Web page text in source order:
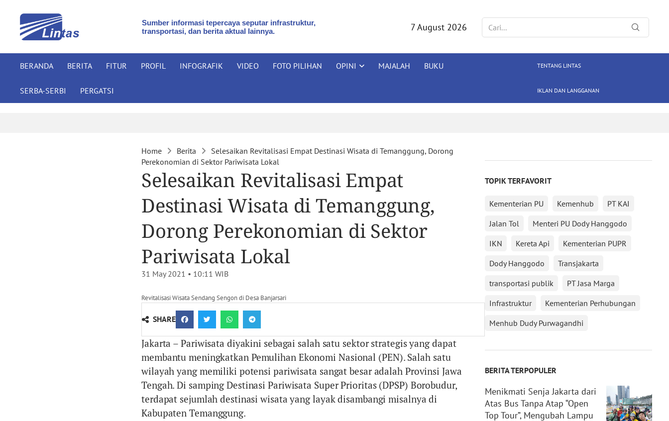
Sumber informasi tepercaya seputar infrastruktur,
transportasi, dan berita aktual lainnya.
7 August 2026
BERANDA BERITA FITUR PROFIL INFOGRAFIK VIDEO FOTO PILIHAN OPINI MAJALAH BUKU
SERBA-SERBI PERGATSI
TENTANG LINTAS
IKLAN DAN LANGGANAN
Home Berita
Selesaikan Revitalisasi Empat Destinasi Wisata di Temanggung, Dorong
Perekonomian di Sektor Pariwisata Lokal
Selesaikan Revitalisasi Empat
Destinasi Wisata di Temanggung,
Dorong Perekonomian di Sektor
Pariwisata Lokal
31 May 2021 • 10:11 WIB
Revitalisasi Wisata Sendang Sengon di Desa Banjarsari
SHARE
Jakarta – Pariwisata diyakini sebagai salah satu sektor strategis yang dapat
membantu meningkatkan Pemulihan Ekonomi Nasional (PEN). Salah satu
wilayah yang memiliki potensi pariwisata sangat besar adalah Provinsi Jawa
Tengah. Di samping Destinasi Pariwisata Super Prioritas (DPSP) Borobudur,
terdapat sejumlah destinasi wisata yang layak disambangi misalnya di
Kabupaten Temanggung.
TOPIK TERFAVORIT
Kementerian PU Kemenhub
PT KAI
Jalan Tol
Menteri PU Dody Hanggodo
IKN
Kereta Api
Kementerian PUPR
Dody Hanggodo
Transjakarta
transportasi publik
PT Jasa Marga
Infrastruktur
Kementerian Perhubungan
Menhub Dudy Purwagandhi
BERITA TERPOPULER
Menikmati Senja Jakarta dari
Atas Bus Tanpa Atap “Open
Top Tour”, Mengubah Lampu